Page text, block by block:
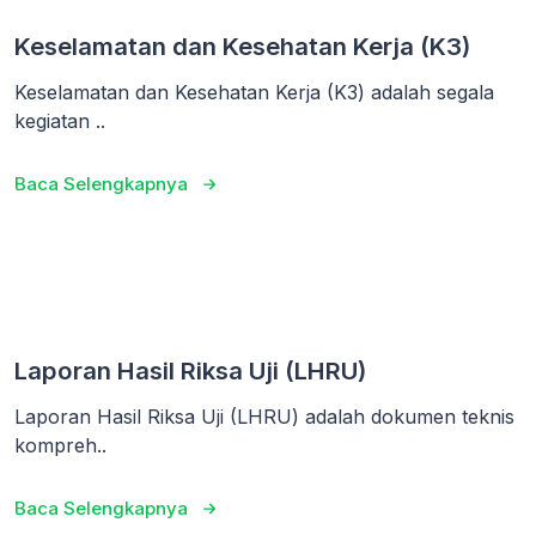
Keselamatan dan Kesehatan Kerja (K3)
Keselamatan dan Kesehatan Kerja (K3) adalah segala
kegiatan ..
Baca Selengkapnya
Laporan Hasil Riksa Uji (LHRU)
Laporan Hasil Riksa Uji (LHRU) adalah dokumen teknis
kompreh..
Baca Selengkapnya